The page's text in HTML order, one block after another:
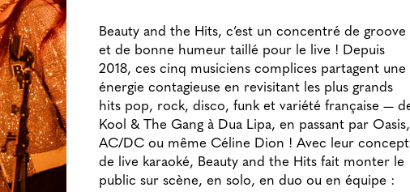
Beauty and the Hits, c’est un concentré de groove
et de bonne humeur taillé pour le live ! Depuis
2018, ces cinq musiciens complices partagent une
énergie contagieuse en revisitant les plus grands
hits pop, rock, disco, funk et variété française —
Kool & The Gang à Dua Lipa, en passant par Oasis,
AC/DC ou même Céline Dion ! Avec leur concept
de live karaoké, Beauty and the Hits fait monter le
public sur scène, en solo, en duo ou en équipe :